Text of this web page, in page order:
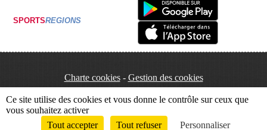
SPORTSREGIONS
Charte cookies Gestion des cookies
Envie de participer ? Connexion
Ce site utilise des cookies et vous donne le contrôle sur ceux que
vous souhaitez activer
Tout accepter
Tout refuser Personnaliser